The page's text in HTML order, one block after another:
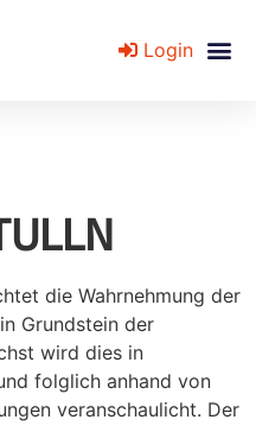
Login
die Wahrnehmung der
Grundstein der
wird dies in
folglich anhand von
veranschaulicht. Der